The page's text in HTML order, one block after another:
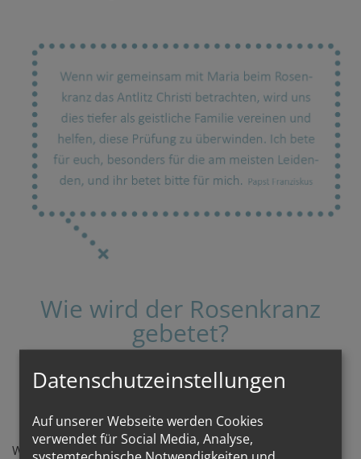
Wie wird der Rosenkranz
gebetet?
Was ist der Rosenkranz? wie kann man das Leben Jesu
Datenschutzeinstellungen
Auf unserer Webseite werden Cookies
verwendet für Social Media, Analyse,